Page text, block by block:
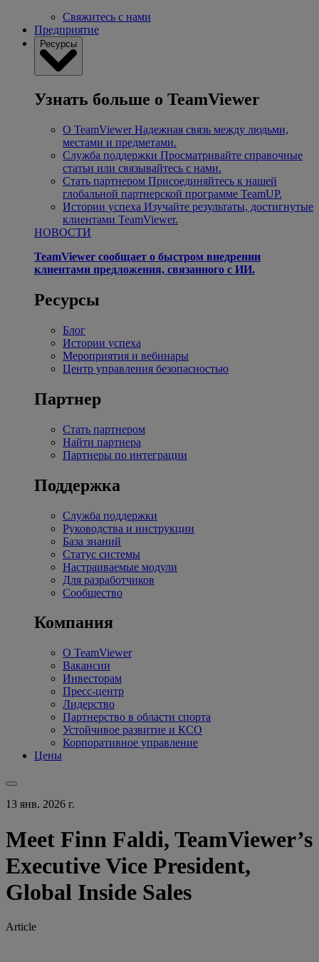
Свяжитесь с нами
Предприятие
Ресурсы
Узнать больше о TeamViewer
О TeamViewer Надежная связь между людьми,
местами и предметами.
Служба поддержки Просматривайте справочные
статьи или связывайтесь с нами.
Стать партнером Присоединяйтесь к нашей
глобальной партнерской программе TeamUP.
Истории успеха Изучайте результаты, достигнутые
клиентами TeamViewer.
НОВОСТИ
TeamViewer сообщает о быстром внедрении
клиентами предложения, связанного с ИИ.
Ресурсы
Блог
Истории успеха
Мероприятия и вебинары
Центр управления безопасностью
Партнер
Стать партнером
Найти партнера
Партнеры по интеграции
Поддержка
Служба поддержки
Руководства и инструкции
База знаний
Статус системы
Настраиваемые модули
Для разработчиков
Сообщество
Компания
О TeamViewer
Вакансии
Инвесторам
Пресс-центр
Лидерство
Партнерство в области спорта
Устойчивое развитие и КСО
Корпоративное управление
Цены
13 янв. 2026 г.
Meet Finn Faldi, TeamViewer’s
Executive Vice President,
Global Inside Sales
Article